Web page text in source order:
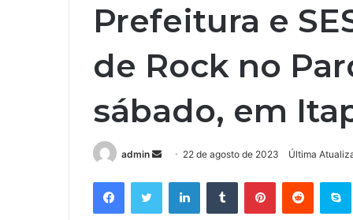
Prefeitura e
de Rock no
sábado, em
admin
d
22 de agosto de 2023 Última